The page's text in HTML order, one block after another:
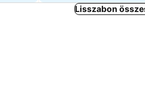
Lisszabon